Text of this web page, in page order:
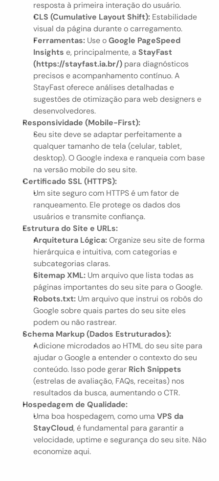
resposta à primeira interação do usuário.
CLS (Cumulative Layout Shift): Estabilidade
visual da página durante o carregamento.
Ferramentas: Use o Google PageSpeed
Insights e, principalmente, a StayFast
(https://stayfast.ia.br/) para diagnósticos
precisos e acompanhamento contínuo. A
StayFast oferece análises detalhadas e
sugestões de otimização para web designers e
desenvolvedores.
Responsividade (Mobile-First):
Seu site deve se adaptar perfeitamente a
qualquer tamanho de tela (celular, tablet,
desktop). O Google indexa e ranqueia com base
na versão mobile do seu site.
Certificado SSL (HTTPS):
Um site seguro com HTTPS é um fator de
ranqueamento. Ele protege os dados dos
usuários e transmite confiança.
Estrutura do Site e URLs:
Arquitetura Lógica: Organize seu site de forma
hierárquica e intuitiva, com categorias e
subcategorias claras.
Sitemap XML: Um arquivo que lista todas as
páginas importantes do seu site para o Google.
Robots.txt: Um arquivo que instrui os robôs do
Google sobre quais partes do seu site eles
podem ou não rastrear.
Schema Markup (Dados Estruturados):
Adicione microdados ao HTML do seu site para
ajudar o Google a entender o contexto do seu
conteúdo. Isso pode gerar Rich Snippets
(estrelas de avaliação, FAQs, receitas) nos
resultados da busca, aumentando o CTR.
Hospedagem de Qualidade:
Uma boa hospedagem, como uma VPS da
StayCloud, é fundamental para garantir a
velocidade, uptime e segurança do seu site. Não
economize aqui.